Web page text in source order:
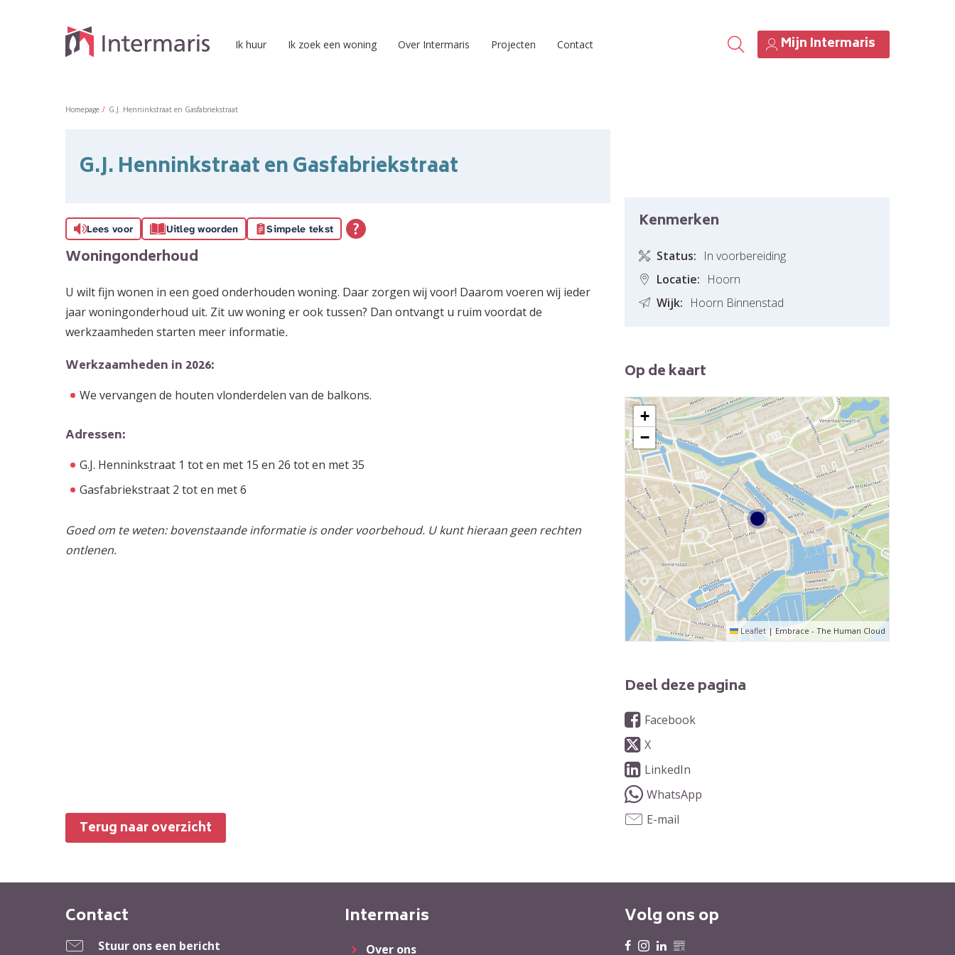
Naar hoofdinhoud
Naar hoofdnavigatiemenu
Naar zoeken
Naar de homepage
Ik huur Ik zoek een woning Over Intermaris Projecten Contact Mijn Intermaris
Homepage G.J. Henninkstraat en Gasfabriekstraat
G.J. Henninkstraat en Gasfabriekstraat
Lees voor Uitleg woorden Simpele tekst
Woningonderhoud
U wilt fijn wonen in een goed onderhouden woning. Daar zorgen wij voor! Daarom voeren wij ieder
jaar woningonderhoud uit. Zit uw woning er ook tussen? Dan ontvangt u ruim voordat de
werkzaamheden starten meer informatie.
Werkzaamheden in 2026:
We vervangen de houten vlonderdelen van de balkons.
Adressen:
G.J. Henninkstraat 1 tot en met 15 en 26 tot en met 35
Gasfabriekstraat 2 tot en met 6
Goed om te weten: bovenstaande informatie is onder voorbehoud. U kunt hieraan geen rechten
ontlenen.
Terug naar overzicht
Kenmerken
Status: In voorbereiding
Locatie: Hoorn
Wijk: Hoorn Binnenstad
Op de kaart
+
−
Leaflet |Embrace - The Human Cloud
Deel deze pagina
Facebook
X
LinkedIn
WhatsApp
E-mail
Contactinformatie
Contact
Stuur ons een bericht
Intermaris
Over ons
Volg ons op